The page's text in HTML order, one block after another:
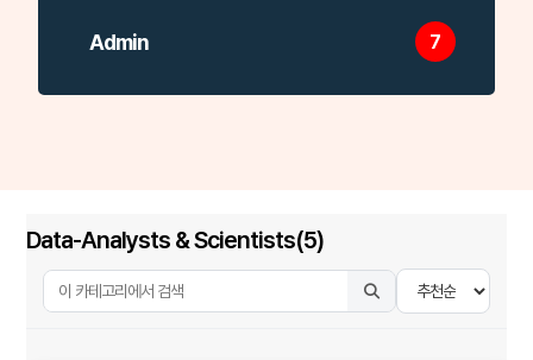
Admin 7
Data-Analysts & Scientists(5)